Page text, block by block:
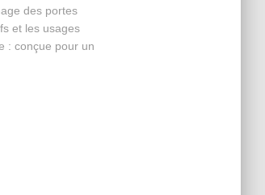
des portes
et les usages
: conçue pour un